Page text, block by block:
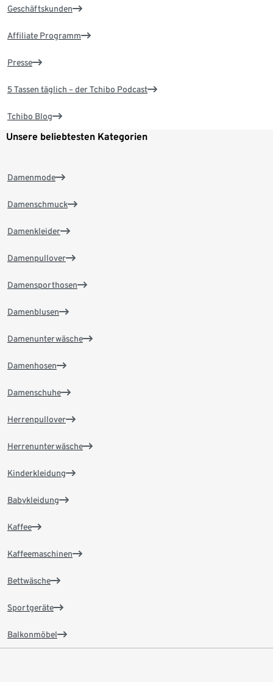
Geschäftskunden
Affiliate Programm
Presse
5 Tassen täglich – der Tchibo Podcast
Tchibo Blog
Unsere beliebtesten Kategorien
Damenmode
Damenschmuck
Damenkleider
Damenpullover
Damensporthosen
Damenblusen
Damenunterwäsche
Damenhosen
Damenschuhe
Herrenpullover
Herrenunterwäsche
Kinderkleidung
Babykleidung
Kaffee
Kaffeemaschinen
Bettwäsche
Sportgeräte
Balkonmöbel